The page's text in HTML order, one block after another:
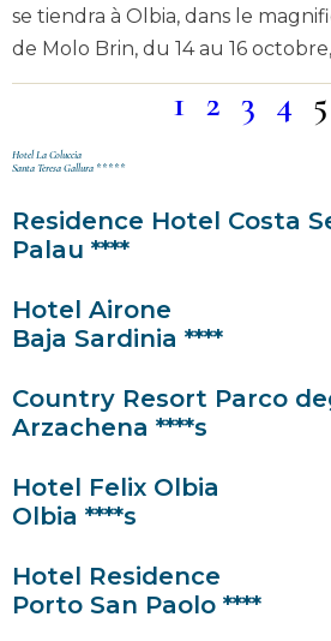
se tiendra à Olbia, dans le
de Molo Brin, du 14 au 16 octobre,
1 2 3 4 5
Hotel La Coluccia
Santa Teresa Gallura *****
Residence Hotel Costa
Palau ****
Hotel Airone
Baja Sardinia ****
Country Resort Parco
Arzachena ****s
Hotel Felix Olbia
Olbia ****s
Hotel Residence
Porto San Paolo ****